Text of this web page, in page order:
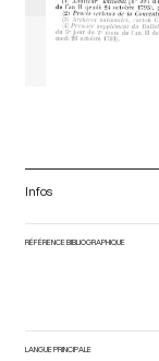
Infos
RÉFÉRENCE BIBLIOGRAPHIQUE
LANGUE PRINCIPALE